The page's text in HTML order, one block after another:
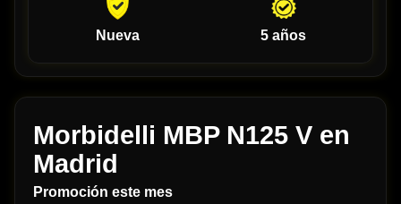
Nueva 5 años
Morbidelli MBP N125 V en
Madrid
Promoción este mes